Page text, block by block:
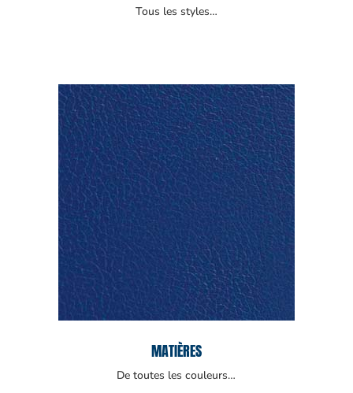
Tous les styles…
MATIÈRES
De toutes les couleurs…